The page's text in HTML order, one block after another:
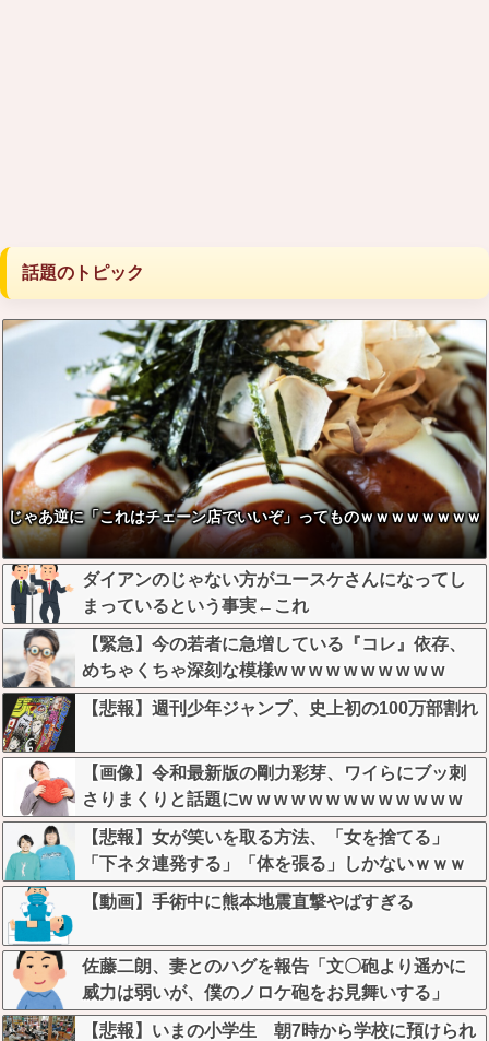
話題のトピック
じゃあ逆に「これはチェーン店でいいぞ」ってものｗｗｗｗｗｗｗｗ
ダイアンのじゃない方がユースケさんになってし
まっているという事実←これ
【緊急】今の若者に急増している『コレ』依存、
めちゃくちゃ深刻な模様w w w w w w w w w w
【悲報】週刊少年ジャンプ、史上初の100万部割れ
【画像】令和最新版の剛力彩芽、ワイらにブッ刺
さりまくりと話題にw w w w w w w w w w w w w
【悲報】女が笑いを取る方法、「女を捨てる」
「下ネタ連発する」「体を張る」しかないｗｗｗ
ｗｗ
【動画】手術中に熊本地震直撃やばすぎる
佐藤二朗、妻とのハグを報告「文〇砲より遥かに
威力は弱いが、僕のノロケ砲をお見舞いする」
【悲報】いまの小学生 朝7時から学校に預けられ